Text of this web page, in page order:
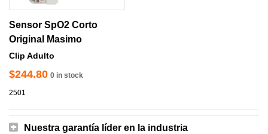
Sensor SpO2 Corto
Original Masimo
Clip Adulto
$244.80 0 in stock
2501
Nuestra garantía líder en la industria